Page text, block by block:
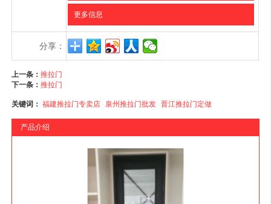
更多信息
分享：
上一条：推拉门
下一条：推拉门
关键词：福建推拉门专卖店 泉州推拉门批发 晋江推拉门定做
产品介绍